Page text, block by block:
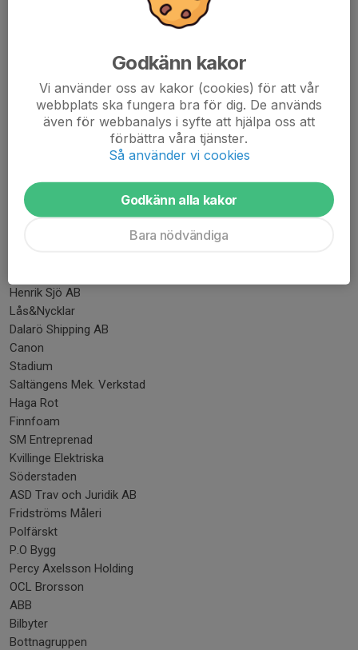
Häv & Gräv
Homa ab
T.Nordenbergs Mek Verkstad
Göran & Marleen Engberg
Hjerpes
Henrik Sjö AB
Lås&Nycklar
Dalarö Shipping AB
Canon
Stadium
Saltängens Mek. Verkstad
Haga Rot
Finnfoam
SM Entreprenad
Kvillinge Elektriska
Söderstaden
ASD Trav och Juridik AB
Fridströms Måleri
Polfärskt
P.O Bygg
Percy Axelsson Holding
OCL Brorsson
ABB
Bilbyter
Bottnagruppen
Godkänn kakor
Vi använder oss av kakor (cookies) för att vår
webbplats ska fungera bra för dig. De används
även för webbanalys i syfte att hjälpa oss att
förbättra våra tjänster.
Så använder vi cookies
Godkänn alla kakor
Bara nödvändiga